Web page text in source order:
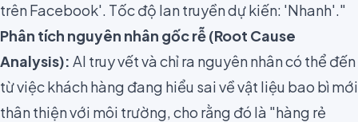
trên Facebook'. Tốc độ lan truyền dự kiến: 'Nhanh'."
Phân tích nguyên nhân gốc rễ (Root Cause
Analysis): AI truy vết và chỉ ra nguyên nhân có thể đến
từ việc khách hàng đang hiểu sai về vật liệu bao bì mới
thân thiện với môi trường, cho rằng đó là "hàng rẻ